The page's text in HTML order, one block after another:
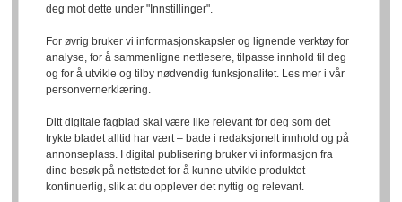
deg mot dette under "Innstillinger".
For øvrig bruker vi informasjonskapsler og lignende verktøy for
analyse, for å sammenligne nettlesere, tilpasse innhold til deg
og for å utvikle og tilby nødvendig funksjonalitet. Les mer i vår
personvernerklæring.
Ditt digitale fagblad skal være like relevant for deg som det
trykte bladet alltid har vært – bade i redaksjonelt innhold og på
annonseplass. I digital publisering bruker vi informasjon fra
dine besøk på nettstedet for å kunne utvikle produktet
kontinuerlig, slik at du opplever det nyttig og relevant.